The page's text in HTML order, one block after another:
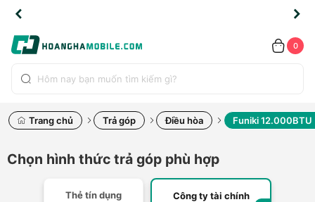
0
Trang chủ Trả góp Điều hòa Funiki 12.000BTU
Chọn hình thức trả góp phù hợp
Thẻ tín dụng Công ty tài chính